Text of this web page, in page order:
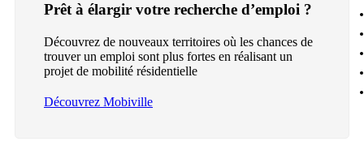
Prêt à élargir votre recherche d’emploi ?
Découvrez de nouveaux territoires où les chances de
trouver un emploi sont plus fortes en réalisant un
projet de mobilité résidentielle
Découvrez Mobiville